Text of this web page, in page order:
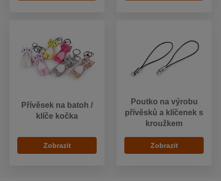
Přívěsek na batoh /
klíče kočka
Zobrazit
Poutko na výrobu
přívěsků a klíčenek s
kroužkem
Zobrazit